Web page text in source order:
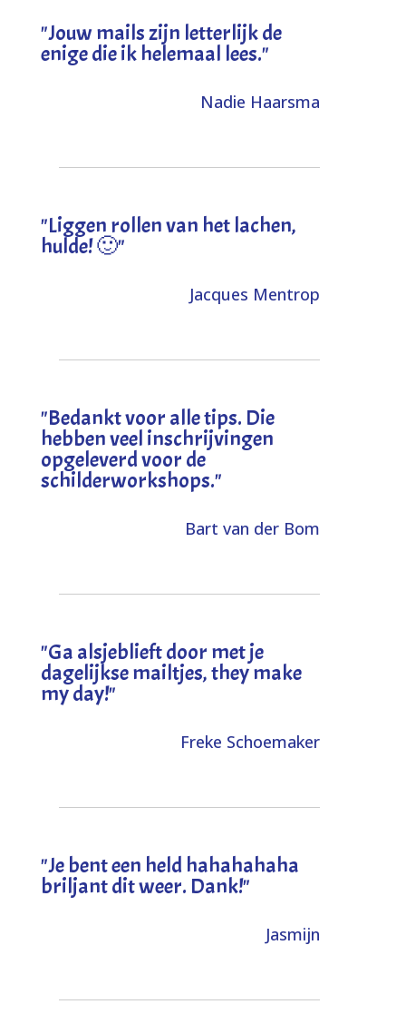
"Jouw mails zijn letterlijk de
enige die ik helemaal lees."
Nadie Haarsma
"Liggen rollen van het lachen,
hulde! 🙂"
Jacques Mentrop
"Bedankt voor alle tips. Die
hebben veel inschrijvingen
opgeleverd voor de
schilderworkshops."
Bart van der Bom
"Ga alsjeblieft door met je
dagelijkse mailtjes, they make
my day!"
Freke Schoemaker
"Je bent een held hahahahaha
briljant dit weer. Dank!"
Jasmijn